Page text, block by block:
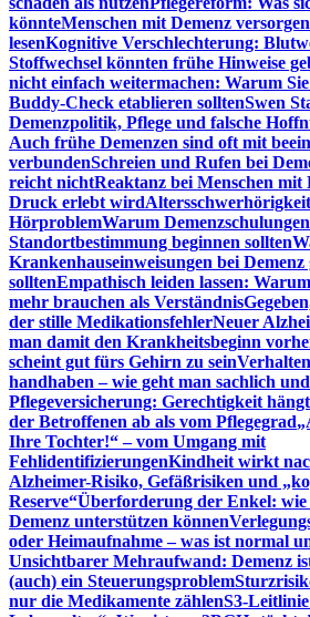
könnteMenschen mit Demenz
lesenKognitive Verschlechterung:
Stoffwechsel könnten frühe Hinweise
nicht einfach weitermachen: Warum
Buddy-Check etablieren solltenSwen
Demenzpolitik, Pflege und falsche
Auch frühe Demenzen sind oft mit
verbundenSchreien und Rufen bei
reicht nichtReaktanz bei Menschen mit
Druck erlebt wird
HörproblemWarum
Standortbestimmung beginnen sollten
Krankenhauseinweisungen bei Demenz
solltenEmpathisch leiden lassen:
mehr brauchen als Verständnis
der stille MedikationsfehlerNeuer
man damit den Krankheitsbeginn
scheint gut fürs Gehirn zu sein
handhaben – wie geht man sachlich
Pflegeversicherung: Gerechtigkeit
der Betroffenen ab als vom Pflegegrad
Ihre Tochter!“ – vom Umgang mit
FehlidentifizierungenKindheit wirkt
Alzheimer-Risiko, Gefäßrisiken und
Reserve“Überforderung der Enkel: wie
Demenz unterstützen können
oder Heimaufnahme – was ist normal
Unsichtbarer Mehraufwand: Demenz
(auch) ein Steuerungsproblem
nur die Medikamente zählenS3-